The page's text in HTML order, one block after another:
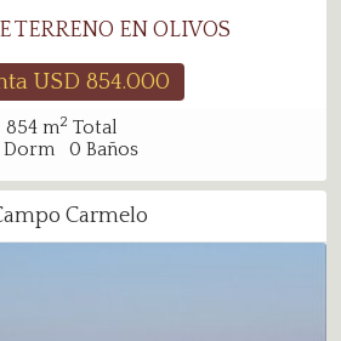
TERRENO EN OLIVOS
USD 854.000
854 m2 Total
Dorm 0 Baños
Carmelo